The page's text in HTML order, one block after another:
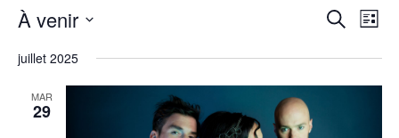
de
Recherche
de
Liste
À venir
une
juillet 2025
MAR
29